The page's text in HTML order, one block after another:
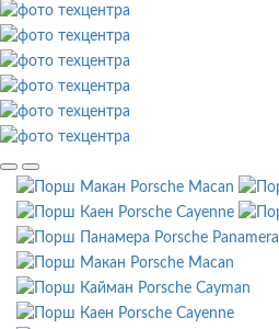
Porsche Macan
Porsche Cayenne
Porsche Panamera
Porsche Macan
Porsche Cayman
Porsche Cayenne